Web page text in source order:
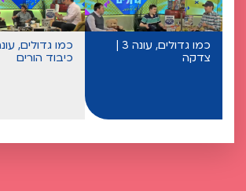
כמו גדולים, עונה 3 |
צדקה
כיבוד הורים